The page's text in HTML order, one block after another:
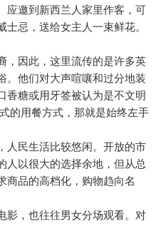
应邀到新西兰人家里作客，可
忌，送给女主人一束鲜花。
，因此，这里流传的是许多英
。他们对大声喧嚷和过分地装
香糖或用牙签被认为是不文明
的用餐方式，那就是始终左手
人民生活比较悠闲。开放的市
人以很大的选择余地，但从总
商品的高档化，购物趋向名
影，也往往男女分场观看。对